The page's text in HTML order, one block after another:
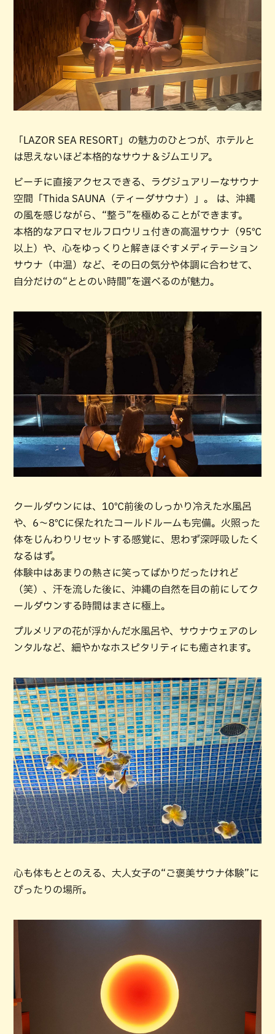
「LAZOR SEA RESORT」の魅力のひとつが、ホテルと
は思えないほど本格的なサウナ＆ジムエリア。
ビーチに直接アクセスできる、ラグジュアリーなサウナ
空間「Thida SAUNA（ティーダサウナ）」。 は、沖縄
の風を感じながら、“整う”を極めることができます。
本格的なアロマセルフロウリュ付きの高温サウナ（95℃
以上）や、心をゆっくりと解きほぐすメディテーション
サウナ（中温）など、その日の気分や体調に合わせて、
自分だけの“ととのい時間”を選べるのが魅力。
クールダウンには、10℃前後のしっかり冷えた水風呂
や、6〜8℃に保たれたコールドルームも完備。火照った
体をじんわりリセットする感覚に、思わず深呼吸したく
なるはず。
体験中はあまりの熱さに笑ってばかりだったけれど
（笑）、汗を流した後に、沖縄の自然を目の前にしてク
ールダウンする時間はまさに極上。
プルメリアの花が浮かんだ水風呂や、サウナウェアのレ
ンタルなど、細やかなホスピタリティにも癒されます。
心も体もととのえる、大人女子の“ご褒美サウナ体験”に
ぴったりの場所。